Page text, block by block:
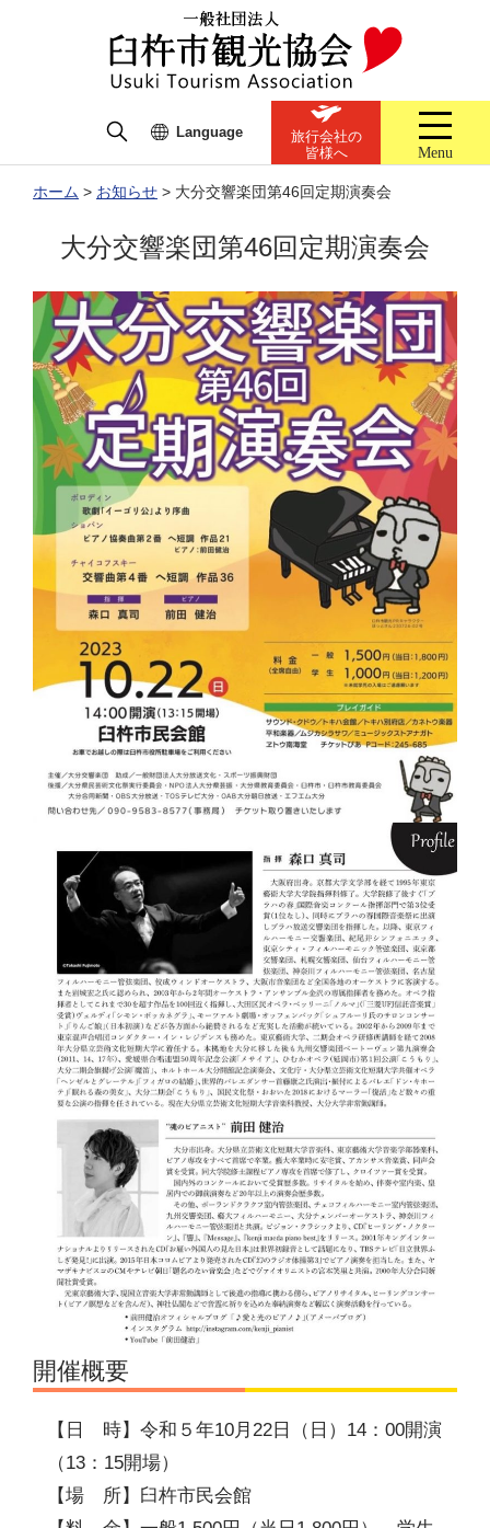
Language
旅行会社の
皆様へ
Menu
ホーム > お知らせ > 大分交響楽団第46回定期演奏会
大分交響楽団第46回定期演奏会
開催概要
【日 時】令和５年10月22日（日）14：00開演
（13：15開場）
【場 所】臼杵市民会館